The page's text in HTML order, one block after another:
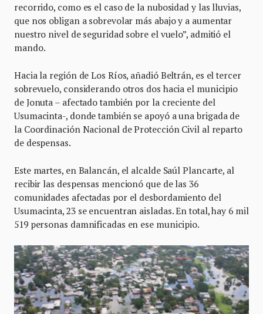
recorrido, como es el caso de la nubosidad y las lluvias,
que nos obligan a sobrevolar más abajo y a aumentar
nuestro nivel de seguridad sobre el vuelo”, admitió el
mando.
Hacia la región de Los Ríos, añadió Beltrán, es el tercer
sobrevuelo, considerando otros dos hacia el municipio
de Jonuta – afectado también por la creciente del
Usumacinta-, donde también se apoyó a una brigada de
la Coordinación Nacional de Protección Civil al reparto
de despensas.
Este martes, en Balancán, el alcalde Saúl Plancarte, al
recibir las despensas mencionó que de las 36
comunidades afectadas por el desbordamiento del
Usumacinta, 23 se encuentran aisladas. En total, hay 6 mil
519 personas damnificadas en ese municipio.